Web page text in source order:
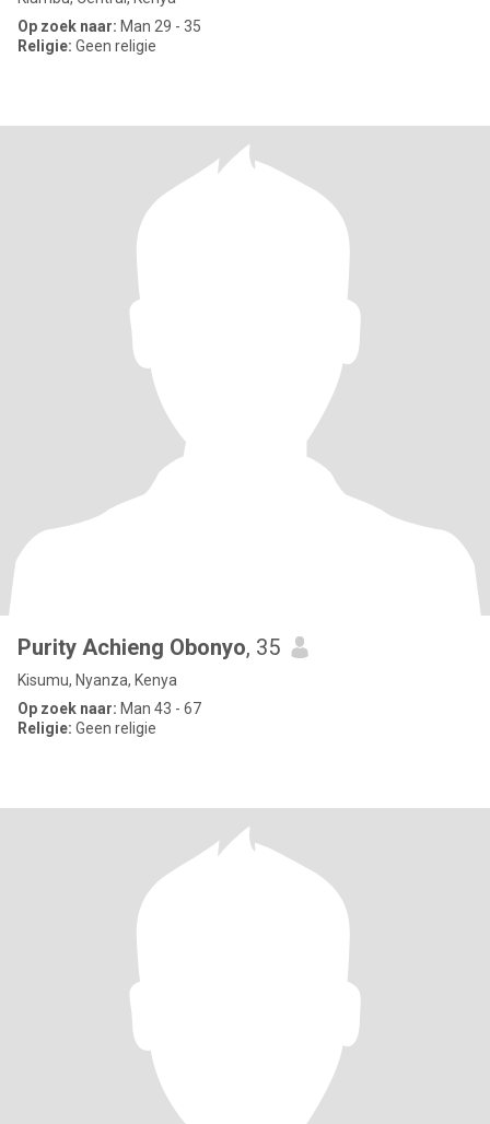
Op zoek naar: Man 29 - 35
Religie: Geen religie
Purity Achieng Obonyo, 35
Kisumu, Nyanza, Kenya
Op zoek naar: Man 43 - 67
Religie: Geen religie